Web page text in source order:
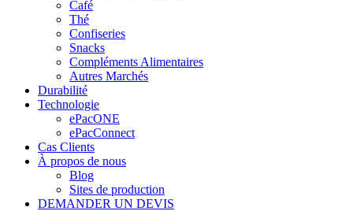
Café
Thé
Confiseries
Snacks
Compléments Alimentaires
Autres Marchés
Durabilité
Technologie
ePacONE
ePacConnect
Cas Clients
À propos de nous
Blog
Sites de production
DEMANDER UN DEVIS